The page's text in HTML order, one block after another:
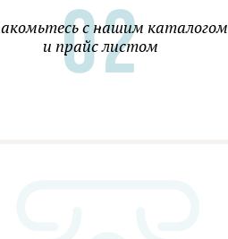
с нашим каталогом
и прайс листом